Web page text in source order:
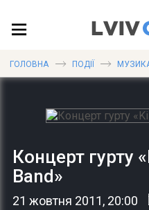
ПУБЛІКАЦІЇ
ГОЛОВНА ПОДІЇ
Концерт гурту
Band»
21 жовтня 2011, 20:00